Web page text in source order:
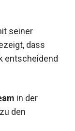
seiner
dass
entscheidend
in der
den